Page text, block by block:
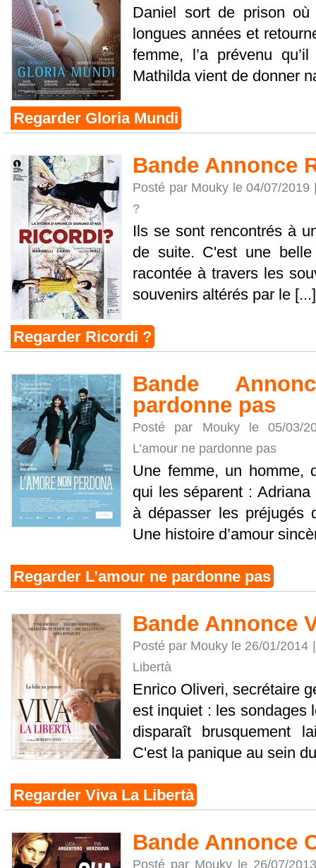
Daniel sort de prison
longues années et
femme, l’a prévenu
Mathilda vient de donner
Regarder Gloria Mundi
Bande Annonce
Posté par Mouky le 04/07/
?
Ils se sont rencontrés à
de suite. C'est une
racontée à travers les
souvenirs altérés par le [...]
Regarder Ricordi ?
Bande
pardonne pas
Posté par Mouky le 05/03/
L’amour ne pardonne pas
Une femme, un homme,
qui les séparent :
à dépasser les préjugés
Une histoire d’amour
Regarder L’amour ne pardonne pas
Bande Annonce
Posté par Mouky le 26/01/2014
Libertà
Enrico Oliveri, secrétaire
est inquiet : les sondages
disparaît brusquement
C'est la panique au sein
Regarder Viva La Libertà
Bande Annonce
Posté par Mouky le 26/07/